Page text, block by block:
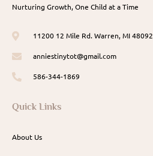
Nurturing Growth, One Child at a Time
11200 12 Mile Rd. Warren, MI 48092
anniestinytot@gmail.com
586-344-1869
Quick Links
About Us